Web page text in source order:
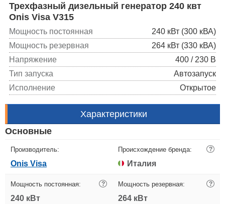
Трехфазный дизельный генератор 240 квт
Onis Visa V315
Мощность постоянная
240 кВт (300 кВА)
Мощность резервная
264 кВт (330 кВА)
Напряжение
400 / 230 В
Тип запуска
Автозапуск
Исполнение
Открытое
Характеристики
Основные
Производитель:
Onis Visa
Происхождение бренда: ?
Италия
Мощность постоянная: ?
240 кВт
Мощность резервная: ?
264 кВт